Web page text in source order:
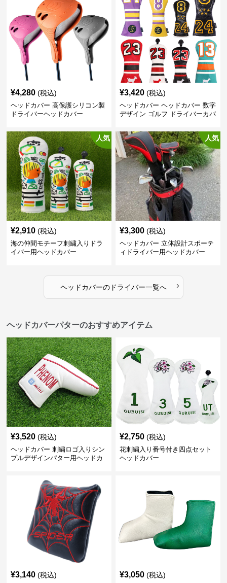
¥4,280 (税込)
ヘッドカバー 高保護シリコン製
ドライバーヘッドカバー
¥3,420 (税込)
ヘッドカバー ヘッドカバー 数字
デザイン ゴルフ ドライバーカバ
人気
¥2,910 (税込)
海の仲間モチーフ刺繍入りドラ
イバー用ヘッドカバー
人気
¥3,300 (税込)
ヘッドカバー 立体設計スポーテ
ィドライバー用ヘッドカバー
ヘッドカバーのドライバー一覧へ ›
ヘッドカバーパターのおすすめアイテム
¥3,520 (税込)
ヘッドカバー 刺繍ロゴ入りシン
プルデザインパター用ヘッドカ
¥2,750 (税込)
花刺繍入り番号付き四点セット
ヘッドカバー
¥3,140 (税込) ¥3,050 (税込)